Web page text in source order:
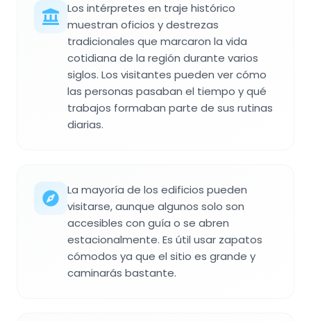
Los intérpretes en traje histórico
muestran oficios y destrezas
tradicionales que marcaron la vida
cotidiana de la región durante varios
siglos. Los visitantes pueden ver cómo
las personas pasaban el tiempo y qué
trabajos formaban parte de sus rutinas
diarias.
La mayoría de los edificios pueden
visitarse, aunque algunos solo son
accesibles con guía o se abren
estacionalmente. Es útil usar zapatos
cómodos ya que el sitio es grande y
caminarás bastante.